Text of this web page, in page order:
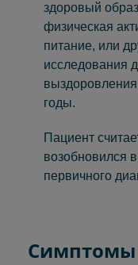
здоровый
физическая
питание, или
исследования
годы.
Пациент
возобновился
первичного
Симптомы